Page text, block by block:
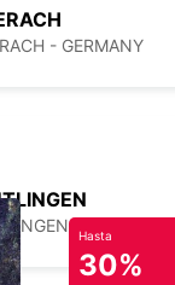
- GERMANY
- GERMANY
Hasta
30%